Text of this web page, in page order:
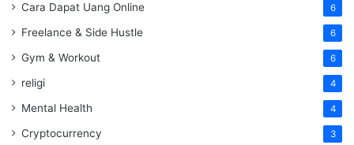
Cara Dapat Uang Online 6
Freelance & Side Hustle 6
Gym & Workout 6
religi 4
Mental Health 4
Cryptocurrency 3